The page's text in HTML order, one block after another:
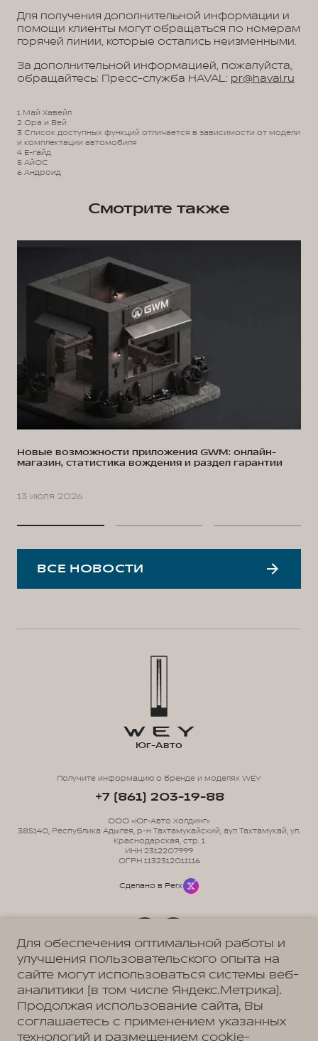
Для получения дополнительной информации и
помощи клиенты могут обращаться по номерам
горячей линии, которые остались неизменными.
За дополнительной информацией, пожалуйста,
обращайтесь: Пресс-служба HAVAL: pr@haval.ru
1 Май Хавейл
2 Ора и Вей
3 Список доступных функций отличается в зависимости от модели
и комплектации автомобиля
4 Е-гайд
5 АйОС
6 Андроид
Смотрите также
Новые возможности приложения GWM: онлайн-
магазин, статистика вождения и раздел гарантии
13 июля 2026
ВСЕ НОВОСТИ
Политика обработки персональных данных
Пользовательское соглашение
Согласие на коммуникацию
Согласие на предоставление персональных данных третьим лицам
Согласие на обработку ПД
Юг-Авто
Получите информацию о бренде и моделях WEY
+7 (861) 203-19-88
ООО «Юг-Авто Холдинг»
385140, Республика Адыгея, р-н Тахтамукайский, аул Тахтамукай, ул.
Краснодарская, стр. 1
ИНН 2312207999
ОГРН 1132312011116
Сделано в Perx
Для обеспечения оптимальной работы и
улучшения пользовательского опыта на
сайте могут использоваться системы веб-
аналитики (в том числе Яндекс.Метрика).
Продолжая использование сайта, Вы
соглашаетесь с применением указанных
технологий и размещением cookie-